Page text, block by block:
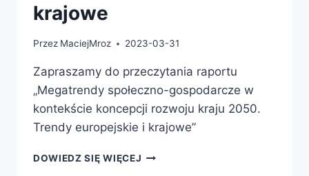
krajowe
Przez MaciejMroz 2023-03-31
Zapraszamy do przeczytania raportu
„Megatrendy społeczno-gospodarcze w
kontekście koncepcji rozwoju kraju 2050.
Trendy europejskie i krajowe”
DOWIEDZ SIĘ WIĘCEJ